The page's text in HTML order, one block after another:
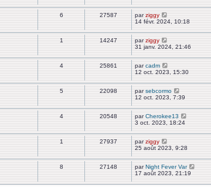
6 27587 parziggy
14 févr. 2024, 10:18
1 14247 parziggy
31 janv. 2024, 21:46
4 25861 parcadm
12 oct. 2023, 15:30
5 22098 parsebcormo
12 oct. 2023, 7:39
4 20548 parCherokee13
3 oct. 2023, 18:24
1 27937 parziggy
25 août 2023, 9:28
8 27148 parNight Fever Var
17 août 2023, 21:19